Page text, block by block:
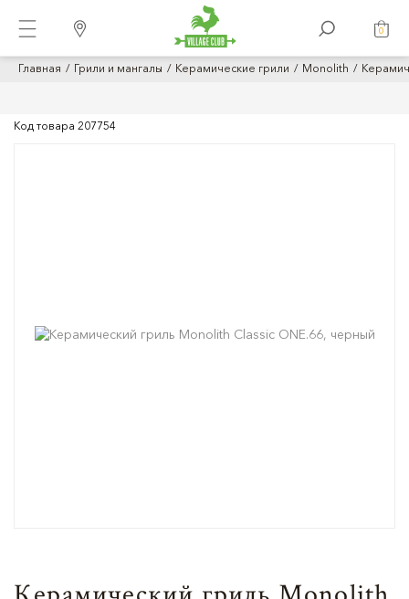
0
Главная Грили и мангалы Керамические грили Monolith
Код товара 207754